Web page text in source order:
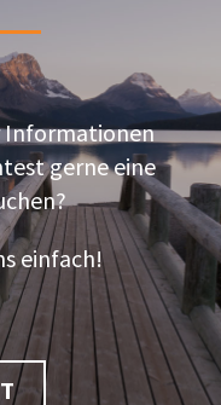
Informationen
gerne eine
einfach!